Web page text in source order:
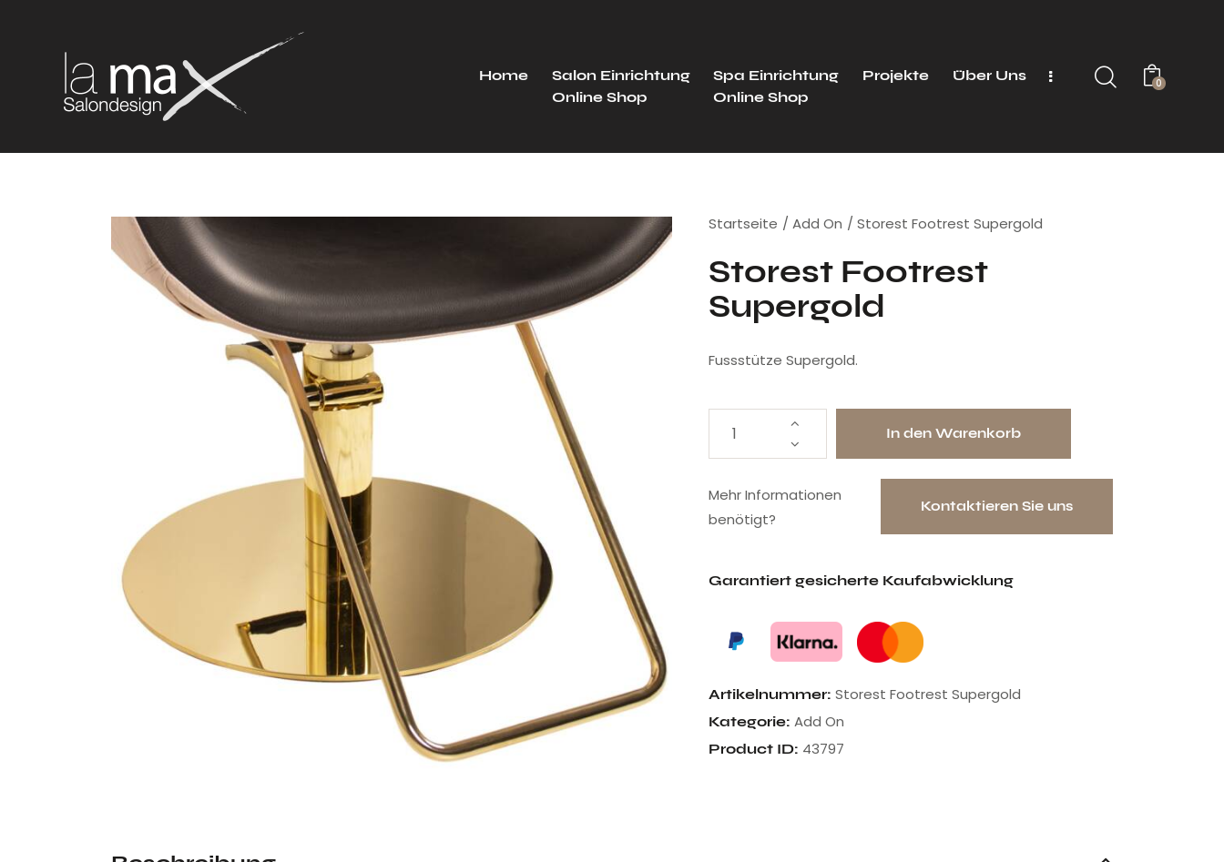
Home
Salon Einrichtung
Online Shop
Spa Einrichtung
Online Shop
Projekte Über Uns 0
Startseite Add On Storest Footrest Supergold
Storest Footrest
Supergold
Fussstütze Supergold.
In den Warenkorb
Mehr Informationen
benötigt?
Kontaktieren Sie uns
Garantiert gesicherte Kaufabwicklung
Artikelnummer: Storest Footrest Supergold
Kategorie: Add On
Product ID: 43797